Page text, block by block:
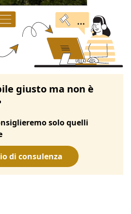
giusto ma non è
solo quelli
di consulenza